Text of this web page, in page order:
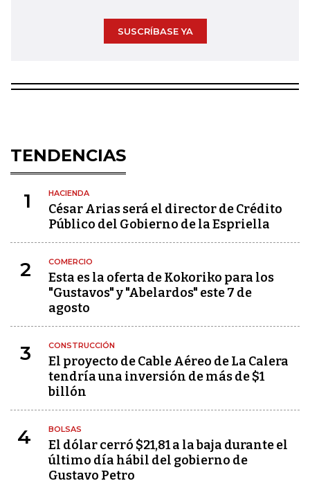
SUSCRÍBASE YA
TENDENCIAS
1 HACIENDA
César Arias será el director de Crédito
Público del Gobierno de la Espriella
2 COMERCIO
Esta es la oferta de Kokoriko para los
"Gustavos" y "Abelardos" este 7 de
agosto
3 CONSTRUCCIÓN
El proyecto de Cable Aéreo de La Calera
tendría una inversión de más de $1
billón
4 BOLSAS
El dólar cerró $21,81 a la baja durante el
último día hábil del gobierno de
Gustavo Petro